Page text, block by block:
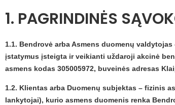
1. PAGRINDINĖS
1.1. Bendrovė arba Asmens duomenų
įstatymus įsteigta ir veikianti uždaroji akcinė
asmens kodas 305005972, buveinės adresas
1.2. Klientas arba Duomenų subjektas – fizinis
lankytojai), kurio asmens duomenis renka